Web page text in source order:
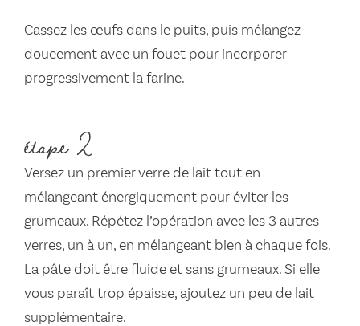
Cassez les œufs dans le puits, puis mélangez
doucement avec un fouet pour incorporer
progressivement la farine.
étape 2
Versez un premier verre de lait tout en
mélangeant énergiquement pour éviter les
grumeaux. Répétez l’opération avec les 3 autres
verres, un à un, en mélangeant bien à chaque fois.
La pâte doit être fluide et sans grumeaux. Si elle
vous paraît trop épaisse, ajoutez un peu de lait
supplémentaire.